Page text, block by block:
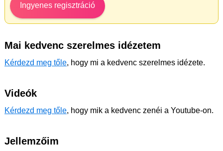
Ingyenes regisztráció
Mai kedvenc szerelmes idézetem
Kérdezd meg tőle, hogy mi a kedvenc szerelmes idézete.
Videók
Kérdezd meg tőle, hogy mik a kedvenc zenéi a Youtube-on.
Jellemzőim